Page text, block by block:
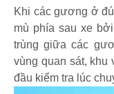
Khi các gương ở
mù phía sau xe
trùng giữa các
vùng quan sát, khu
đầu kiểm tra lúc